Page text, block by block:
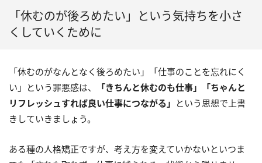
「休むのが後ろめたい」という気持ちを小さ
くしていくために
「休むのがなんとなく後ろめたい」「仕事のことを忘れにく
い」という罪悪感は、
「きちんと休むのも仕事」「ちゃんと
リフレッシュすれば良い仕事につながる」 という思想で上書
きしていきましょう。
ある種の人格矯正ですが、考え方を変えていかないといつま